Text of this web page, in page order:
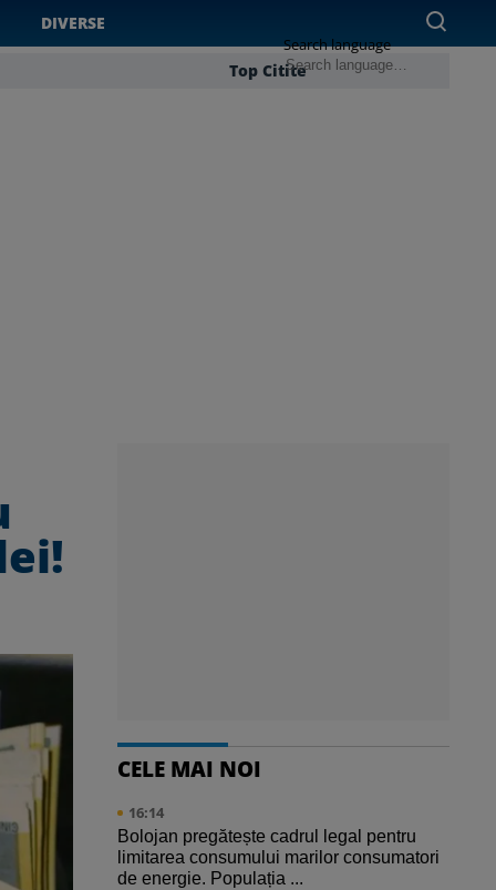
DIVERSE
Top Citite
Search language
CELE MAI NOI
16:14
Bolojan pregătește cadrul legal pentru
limitarea consumului marilor consumatori
de energie. Populația ...